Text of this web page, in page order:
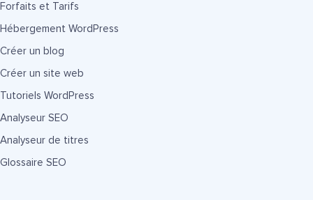
Forfaits et Tarifs
Hébergement WordPress
Créer un blog
Créer un site web
Tutoriels WordPress
Analyseur SEO
Analyseur de titres
Glossaire SEO